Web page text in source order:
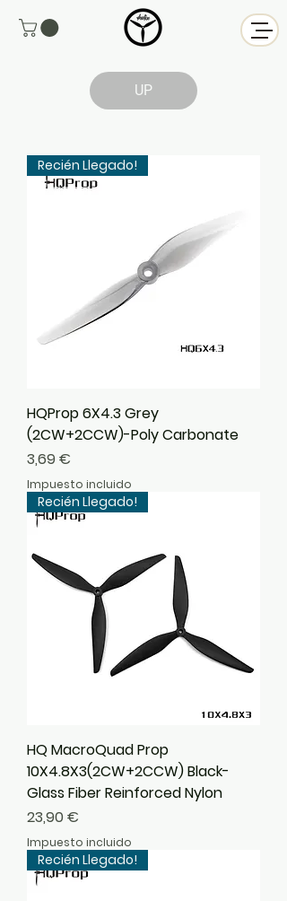
UP
Recién Llegado!
HQProp 6X4.3 Grey
(2CW+2CCW)-Poly Carbonate
Precio
3,69 €
Impuesto incluido
Recién Llegado!
HQ MacroQuad Prop
10X4.8X3(2CW+2CCW) Black-
Glass Fiber Reinforced Nylon
Precio
23,90 €
Impuesto incluido
Recién Llegado!